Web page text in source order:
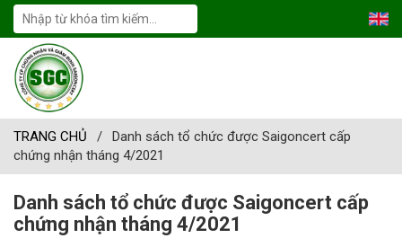
TRANG CHỦ /
Danh sách tổ chức được Saigoncert cấp
chứng nhận tháng 4/2021
Danh sách tổ chức được Saigoncert cấp
chứng nhận tháng 4/2021